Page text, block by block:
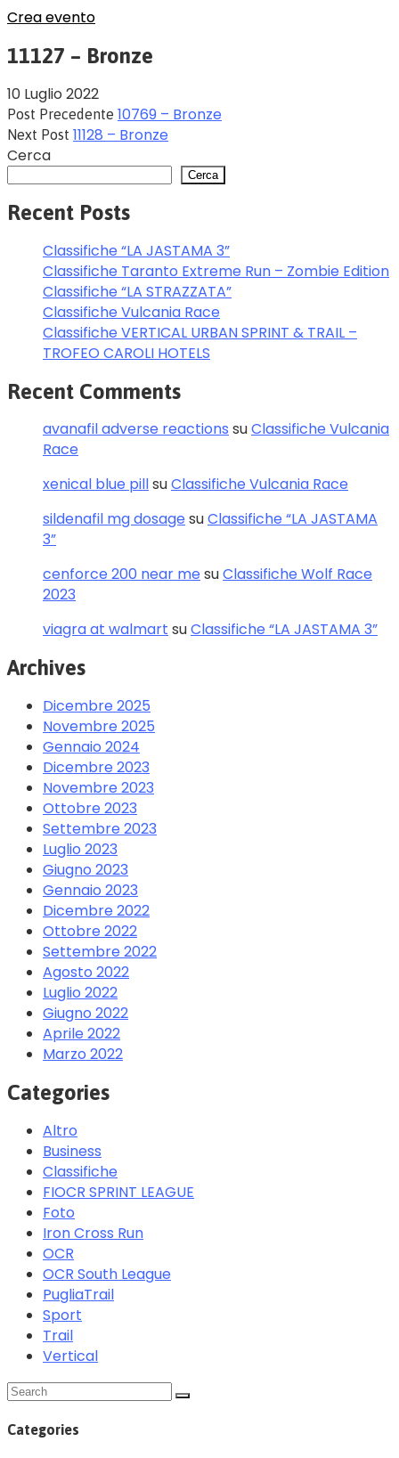
Crea evento
11127 – Bronze
10 Luglio 2022
Post Precedente 10769 – Bronze
Next Post 11128 – Bronze
Cerca
Cerca
Recent Posts
Classifiche “LA JASTAMA 3”
Classifiche Taranto Extreme Run – Zombie Edition
Classifiche “LA STRAZZATA”
Classifiche Vulcania Race
Classifiche VERTICAL URBAN SPRINT & TRAIL –
TROFEO CAROLI HOTELS
Recent Comments
avanafil adverse reactions suClassifiche Vulcania
Race
xenical blue pillsuClassifiche Vulcania Race
sildenafil mg dosagesuClassifiche “LA JASTAMA
3”
cenforce 200 near mesuClassifiche Wolf Race
2023
viagra at walmart suClassifiche “LA JASTAMA 3”
Archives
Dicembre 2025
Novembre 2025
Gennaio 2024
Dicembre 2023
Novembre 2023
Ottobre 2023
Settembre 2023
Luglio 2023
Giugno 2023
Gennaio 2023
Dicembre 2022
Ottobre 2022
Settembre 2022
Agosto 2022
Luglio 2022
Giugno 2022
Aprile 2022
Marzo 2022
Categories
Altro
Business
Classifiche
FIOCR SPRINT LEAGUE
Foto
Iron Cross Run
OCR
OCR South League
PugliaTrail
Sport
Trail
Vertical
Categories